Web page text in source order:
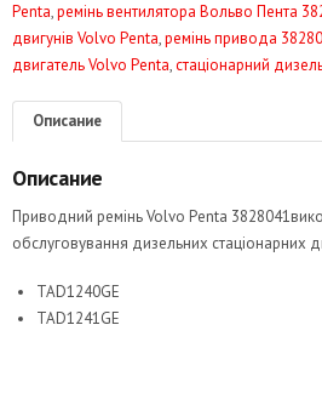
Penta,ремінь вентилятора Вольво Пента
двигунів Volvo Penta,ремінь привода
двигатель Volvo Penta,стаціонарний
Описание
Описание
Приводний ремінь Volvo Penta
обслуговування дизельних стаціонарних
TAD1240GE
TAD1241GE